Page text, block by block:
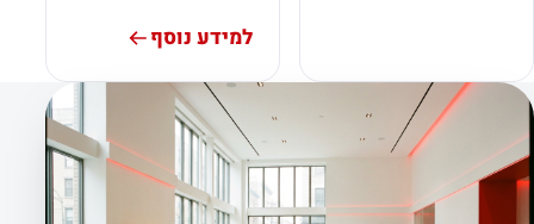
למידע נוסף